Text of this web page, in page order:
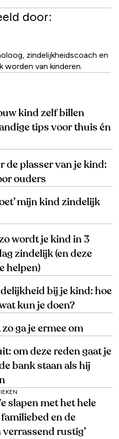
door:
zindelijkheidscoach en
worden van kinderen.
kind zelf billen
tips voor thuis én
de plasser van je kind:
ouders
mijn kind zindelijk
wordt je kind in 3
zindelijk (en deze
helpen)
bij je kind: hoe
kun je doen?
ga je ermee om
om deze reden gaat je
bank staan als hij
slapen met het hele
en de
rustig’